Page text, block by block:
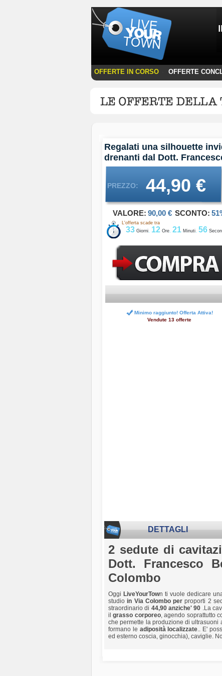
OFFERTE IN CORSO OFFERTE
Regalati una silhouette
drenanti dal Dott.
PREZZO: 44,90 €
VALORE: 90,00 € SCONTO:
L'offerta scade tra
33 Giorni, 12 Ore, 21 Minuti, 55
Minimo raggiunto! Offerta Attiva!
Vendute 13 offerte
DETTAGLI
2 sedute di
Dott. Francesco
Colombo
Oggi LiveYourTown ti vuole dedicare
studio in Via Colomboperproporti 2
straordinario di 44,90 anziche' 90 .La
ilgrasso corporeo, agendo soprattutto
che permette la produzione di ultrasuoni
formano le adiposità localizzate.. E'
ed esterno coscia, ginocchia), caviglie.